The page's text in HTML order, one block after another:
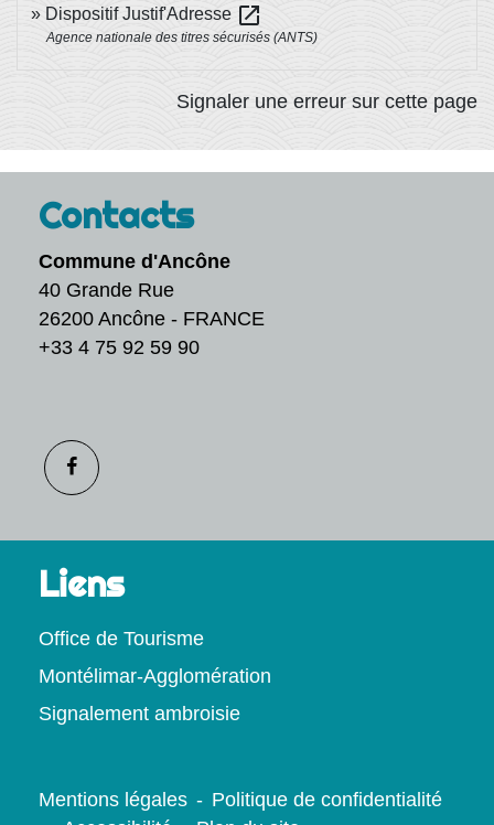
Dispositif Justif'Adresse open_in_new
Agence nationale des titres sécurisés (ANTS)
Signaler une erreur sur cette page
Contacts
Commune d'Ancône
40 Grande Rue
26200 Ancône - FRANCE
+33 4 75 92 59 90
Liens
Office de Tourisme
Montélimar-Agglomération
Signalement ambroisie
Mentions légales - Politique de confidentialité